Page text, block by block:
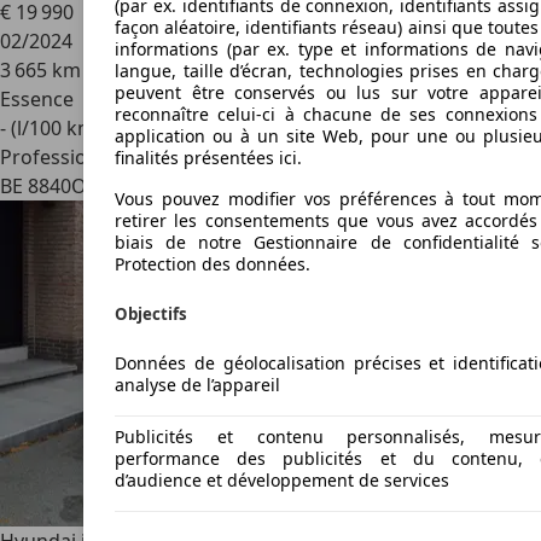
€ 19 990
02/2024
3 665 km
Essence
- (l/100 km)
Professionnel
BE 8840Oostnieuwkerke
(par ex. identifiants de connexion, identifiants
façon aléatoire, identifiants réseau) ainsi que
informations (par ex. type et informations de
langue, taille d’écran, technologies prises en
peuvent être conservés ou lus sur votre
reconnaître celui-ci à chacune de ses
application ou à un site Web, pour une ou
finalités présentées ici.
Vous pouvez modifier vos préférences à tout
retirer les consentements que vous avez
biais de notre Gestionnaire de confidentialité
Protection des données.
Objectifs
Données de géolocalisation précises et
analyse de l’appareil
Publicités et contenu personnalisés,
performance des publicités et du contenu,
d’audience et développement de services